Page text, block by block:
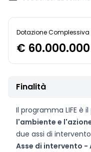
Dotazione Complessiva
€ 60.000.000
Finalità
Il programma LIFE è il
l'ambiente e
due assi di
Asse di intervento -